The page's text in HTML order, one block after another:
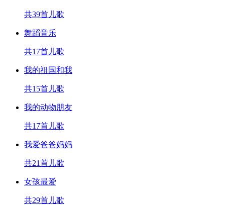
共39首儿歌
舞蹈音乐
共17首儿歌
我的祖国和我
共15首儿歌
我的动物朋友
共17首儿歌
我爱爸爸妈妈
共21首儿歌
女孩最爱
共29首儿歌